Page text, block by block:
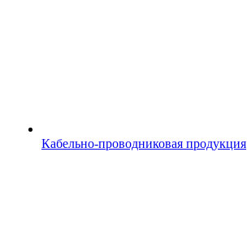
Кабельно-проводниковая продукция